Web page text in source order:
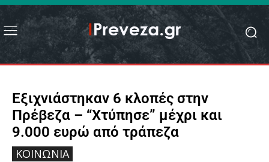
Εξιχνιάστηκαν 6 κλοπές στην
Πρέβεζα – “Xτύπησε” μέχρι και
9.000 ευρώ από τράπεζα
ΚΟΙΝΩΝΙΑ